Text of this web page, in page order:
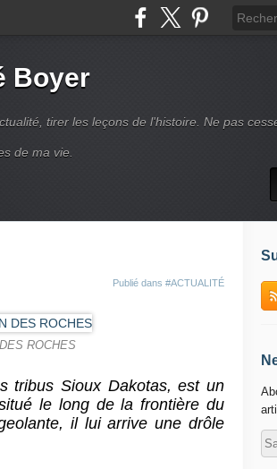
Boyer
tirer les leçons de l'histoire. Ne pas
de ma vie.
Publié dans #ACTUALITÉ
ROCHES
tribus Sioux Dakotas, est un
le long de la frontière du
il lui arrive une drôle